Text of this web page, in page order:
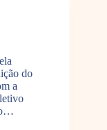
do
a
o…